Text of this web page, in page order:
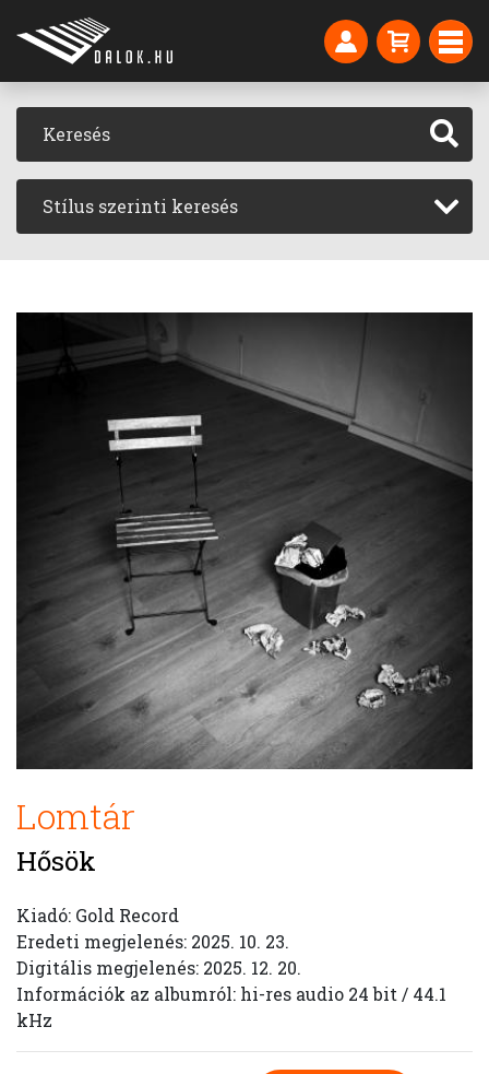
Stílus szerinti keresés
Lomtár
Hősök
Kiadó: Gold Record
Eredeti megjelenés: 2025. 10. 23.
Digitális megjelenés: 2025. 12. 20.
Információk az albumról: hi-res audio 24 bit / 44.1
kHz